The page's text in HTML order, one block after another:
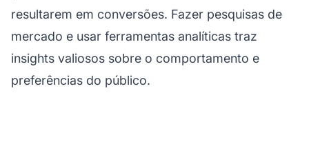
resultarem em conversões. Fazer pesquisas de
mercado e usar ferramentas analíticas traz
insights valiosos sobre o comportamento e
preferências do público.